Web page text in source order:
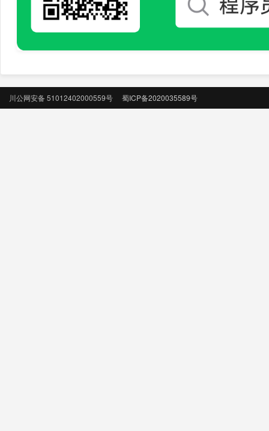
川公网安备 51012402000559号 蜀ICP备2020035589号